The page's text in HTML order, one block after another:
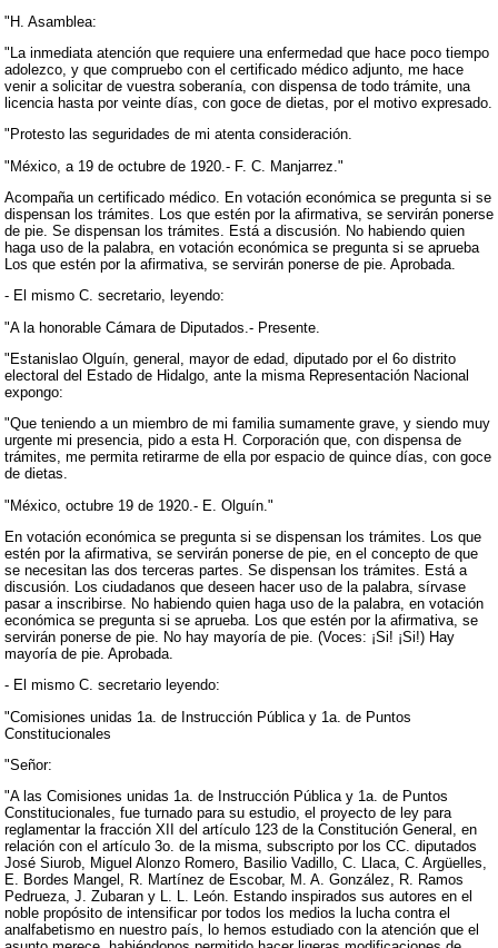
"H. Asamblea:
"La inmediata atención que requiere una enfermedad que hace poco tiempo
adolezco, y que compruebo con el certificado médico adjunto, me hace
venir a solicitar de vuestra soberanía, con dispensa de todo trámite, una
licencia hasta por veinte días, con goce de dietas, por el motivo expresado.
"Protesto las seguridades de mi atenta consideración.
"México, a 19 de octubre de 1920.- F. C. Manjarrez."
Acompaña un certificado médico. En votación económica se pregunta si se
dispensan los trámites. Los que estén por la afirmativa, se servirán ponerse
de pie. Se dispensan los trámites. Está a discusión. No habiendo quien
haga uso de la palabra, en votación económica se pregunta si se aprueba
Los que estén por la afirmativa, se servirán ponerse de pie. Aprobada.
- El mismo C. secretario, leyendo:
"A la honorable Cámara de Diputados.- Presente.
"Estanislao Olguín, general, mayor de edad, diputado por el 6o distrito
electoral del Estado de Hidalgo, ante la misma Representación Nacional
expongo:
"Que teniendo a un miembro de mi familia sumamente grave, y siendo muy
urgente mi presencia, pido a esta H. Corporación que, con dispensa de
trámites, me permita retirarme de ella por espacio de quince días, con goce
de dietas.
"México, octubre 19 de 1920.- E. Olguín."
En votación económica se pregunta si se dispensan los trámites. Los que
estén por la afirmativa, se servirán ponerse de pie, en el concepto de que
se necesitan las dos terceras partes. Se dispensan los trámites. Está a
discusión. Los ciudadanos que deseen hacer uso de la palabra, sírvase
pasar a inscribirse. No habiendo quien haga uso de la palabra, en votación
económica se pregunta si se aprueba. Los que estén por la afirmativa, se
servirán ponerse de pie. No hay mayoría de pie. (Voces: ¡Si! ¡Si!) Hay
mayoría de pie. Aprobada.
- El mismo C. secretario leyendo:
"Comisiones unidas 1a. de Instrucción Pública y 1a. de Puntos
Constitucionales
"Señor:
"A las Comisiones unidas 1a. de Instrucción Pública y 1a. de Puntos
Constitucionales, fue turnado para su estudio, el proyecto de ley para
reglamentar la fracción XII del artículo 123 de la Constitución General, en
relación con el artículo 3o. de la misma, subscripto por los CC. diputados
José Siurob, Miguel Alonzo Romero, Basilio Vadillo, C. Llaca, C. Argüelles,
E. Bordes Mangel, R. Martínez de Escobar, M. A. González, R. Ramos
Pedrueza, J. Zubaran y L. L. León. Estando inspirados sus autores en el
noble propósito de intensificar por todos los medios la lucha contra el
analfabetismo en nuestro país, lo hemos estudiado con la atención que el